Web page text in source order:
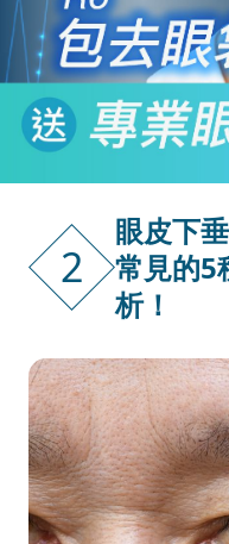
2
眼皮下
常見的5
析！